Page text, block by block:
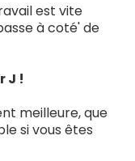
est vite
à coté' de
J !
meilleure, que
si vous êtes